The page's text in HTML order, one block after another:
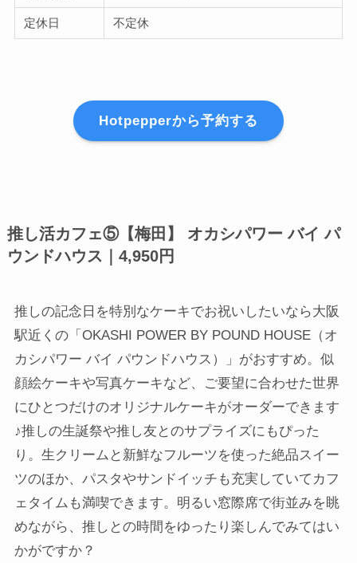
定休日 不定休
Hotpepperから予約する
推し活カフェ⑤【梅田】 オカシパワー バイ パ
ウンドハウス｜4,950円
推しの記念日を特別なケーキでお祝いしたいなら大阪
駅近くの「OKASHI POWER BY POUND HOUSE（オ
カシパワー バイ パウンドハウス）」がおすすめ。似
顔絵ケーキや写真ケーキなど、ご要望に合わせた世界
にひとつだけのオリジナルケーキがオーダーできます
♪推しの生誕祭や推し友とのサプライズにもぴった
り。生クリームと新鮮なフルーツを使った絶品スイー
ツのほか、パスタやサンドイッチも充実していてカフ
ェタイムも満喫できます。明るい窓際席で街並みを眺
めながら、推しとの時間をゆったり楽しんでみてはい
かがですか？